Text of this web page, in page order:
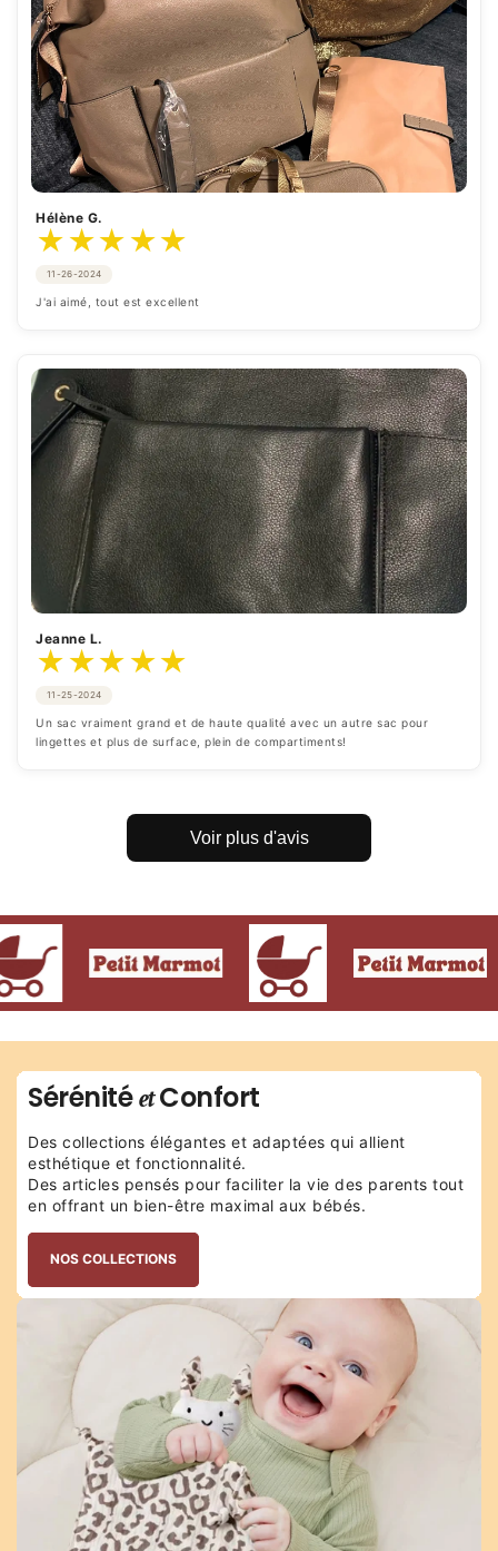
Hélène G.
★★★★★
11-26-2024
J'ai aimé, tout est excellent
Jeanne L.
★★★★★
11-25-2024
Un sac vraiment grand et de haute qualité avec un autre sac pour
lingettes et plus de surface, plein de compartiments!
Voir plus d'avis
SérénitéetConfort
Des collections élégantes et adaptées qui allient
esthétique et fonctionnalité.
Des articles pensés pour faciliter la vie des parents tout
en offrant un bien-être maximal aux bébés.
NOS COLLECTIONS